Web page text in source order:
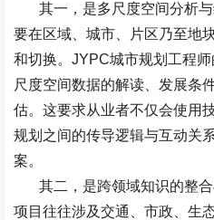
其一，是多尺度空间分析与
要在区域、城市、片区乃至地
和切换。JYPC城市规划工程
尺度空间数据的解读、发展条
估。这要求从业者不仅会使用
规划之间的传导逻辑与互动关
案。
其二，是跨领域知识的整合
项目往往涉及交通、市政、生